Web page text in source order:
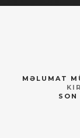
MƏLUMAT